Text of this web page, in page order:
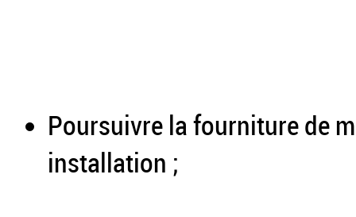
Poursuivre la fourniture de
installation ;